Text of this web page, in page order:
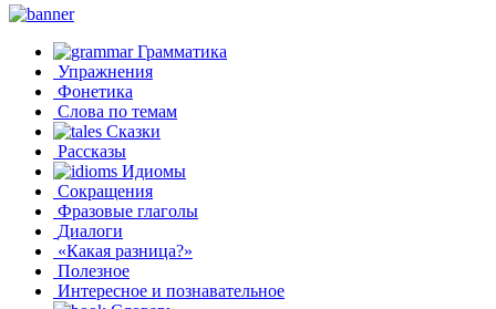
Грамматика
Упражнения
Фонетика
Слова по темам
Сказки
Рассказы
Идиомы
Сокращения
Фразовые глаголы
Диалоги
«Какая разница?»
Полезное
Интересное и познавательное